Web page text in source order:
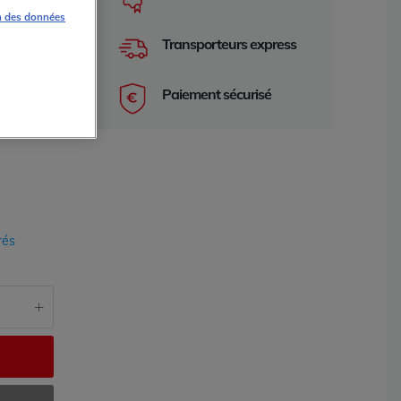
Transporteurs express
Paiement sécurisé
des données